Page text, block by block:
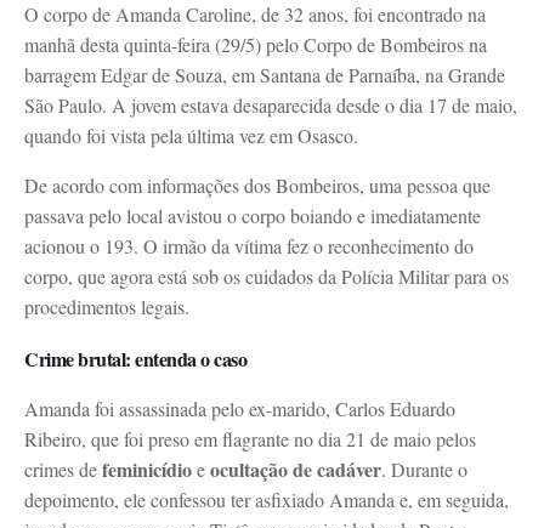
O corpo de Amanda Caroline, de 32 anos, foi encontrado na
manhã desta quinta-feira (29/5) pelo Corpo de Bombeiros na
barragem Edgar de Souza, em Santana de Parnaíba, na Grande
São Paulo. A jovem estava desaparecida desde o dia 17 de maio,
quando foi vista pela última vez em Osasco.
De acordo com informações dos Bombeiros, uma pessoa que
passava pelo local avistou o corpo boiando e imediatamente
acionou o 193. O irmão da vítima fez o reconhecimento do
corpo, que agora está sob os cuidados da Polícia Militar para os
procedimentos legais.
Crime brutal: entenda o caso
Amanda foi assassinada pelo ex-marido, Carlos Eduardo
Ribeiro, que foi preso em flagrante no dia 21 de maio pelos
crimes defeminicídioeocultação de cadáver. Durante o
depoimento, ele confessou ter asfixiado Amanda e, em seguida,